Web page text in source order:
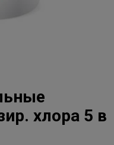
хлора 5 в